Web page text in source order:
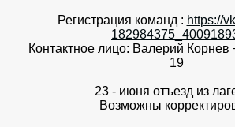
Регистрация команд : https://
Контактное лицо: Валерий Корнев
19
23 - июня отъезд из
Возможны